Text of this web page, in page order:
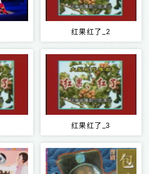
红果红了_2
红果红了_3